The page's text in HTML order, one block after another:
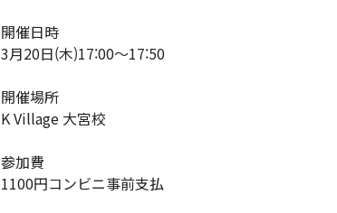
開催日時
3月20日(木)17:00～17:50
開催場所
K Village 大宮校
参加費
1100円コンビニ事前支払